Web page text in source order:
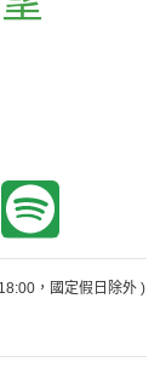
，國定假日除外 )